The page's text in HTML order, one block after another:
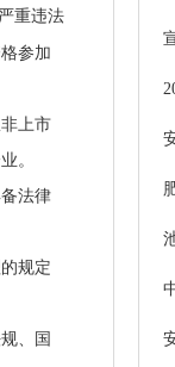
重违法
参加
上市
。
法律
规定
、国